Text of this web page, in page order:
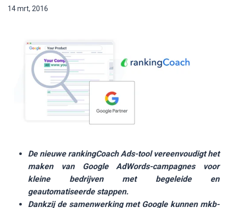
Nederlands
14 mrt, 2016
De nieuwe rankingCoach Ads-tool vereenvoudigt het
maken van Google AdWords-campagnes voor
kleine bedrijven met begeleide en
geautomatiseerde stappen.
Dankzij de samenwerking met Google kunnen mkb-